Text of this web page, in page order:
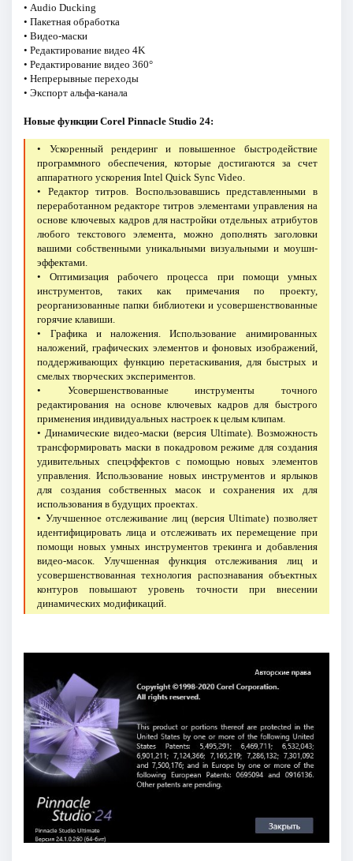
• Audio Ducking
• Пакетная обработка
• Видео-маски
• Редактирование видео 4K
• Редактирование видео 360°
• Непрерывные переходы
• Экспорт альфа-канала
Новые функции Corel Pinnacle Studio 24:
• Ускоренный рендеринг и повышенное быстродействие
программного обеспечения, которые достигаются за счет
аппаратного ускорения Intel Quick Sync Video.
• Редактор титров. Воспользовавшись представленными в
переработанном редакторе титров элементами управления на
основе ключевых кадров для настройки отдельных атрибутов
любого текстового элемента, можно дополнять заголовки
вашими собственными уникальными визуальными и моушн-
эффектами.
• Оптимизация рабочего процесса при помощи умных
инструментов, таких как примечания по проекту,
реорганизованные папки библиотеки и усовершенствованные
горячие клавиши.
• Графика и наложения. Использование анимированных
наложений, графических элементов и фоновых изображений,
поддерживающих функцию перетаскивания, для быстрых и
смелых творческих экспериментов.
• Усовершенствованные инструменты точного
редактирования на основе ключевых кадров для быстрого
применения индивидуальных настроек к целым клипам.
• Динамические видео-маски (версия Ultimate). Возможность
трансформировать маски в покадровом режиме для создания
удивительных спецэффектов с помощью новых элементов
управления. Использование новых инструментов и ярлыков
для создания собственных масок и сохранения их для
использования в будущих проектах.
• Улучшенное отслеживание лиц (версия Ultimate) позволяет
идентифицировать лица и отслеживать их перемещение при
помощи новых умных инструментов трекинга и добавления
видео-масок. Улучшенная функция отслеживания лиц и
усовершенствованная технология распознавания объектных
контуров повышают уровень точности при внесении
динамических модификаций.